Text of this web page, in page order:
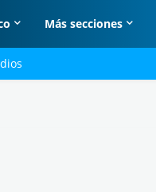
Más secciones